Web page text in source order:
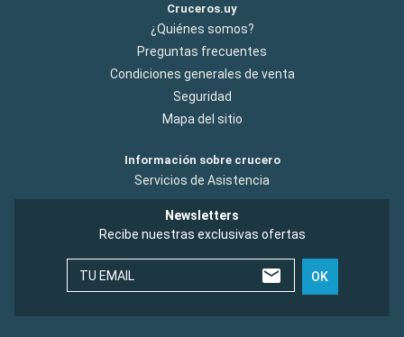
Cruceros.uy
¿Quiénes somos?
Preguntas frecuentes
Condiciones generales de venta
Seguridad
Mapa del sitio
Información sobre crucero
Servicios de Asistencia
Newsletters
Recibe nuestras exclusivas ofertas
TU EMAIL OK